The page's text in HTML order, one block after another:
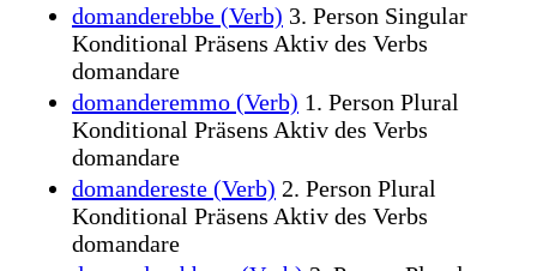
domanderebbe (Verb) 3. Person Singular
Konditional Präsens Aktiv des Verbs
domandare
domanderemmo (Verb) 1. Person Plural
Konditional Präsens Aktiv des Verbs
domandare
domandereste (Verb) 2. Person Plural
Konditional Präsens Aktiv des Verbs
domandare